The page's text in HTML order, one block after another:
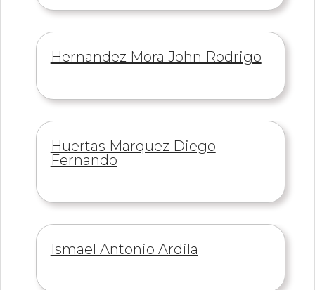
Información
Hernandez Mora John Rodrigo
Información
de
Huertas Marquez Diego
Fernando
Información
Ismael Antonio Ardila